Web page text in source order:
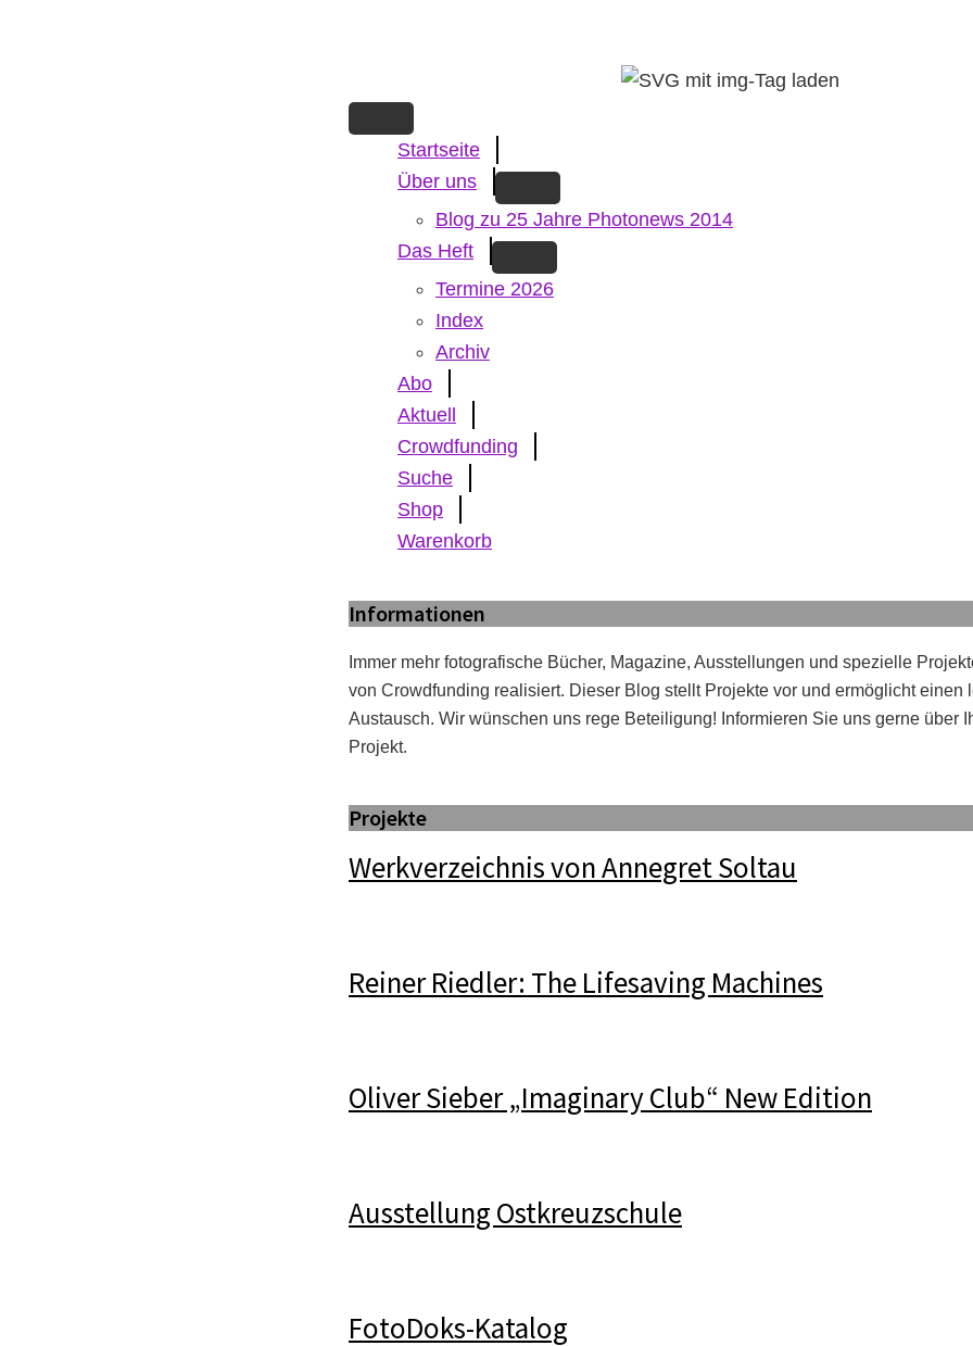
Startseite
Über uns
Blog zu 25 Jahre Photonews 2014
Das Heft
Termine 2026
Index
Archiv
Abo
Aktuell
Crowdfunding
Suche
Shop
Warenkorb
Informationen
Immer mehr fotografische Bücher, Magazine, Ausstellungen und spezielle
von Crowdfunding realisiert. Dieser Blog stellt Projekte vor und ermöglicht einen
Austausch. Wir wünschen uns rege Beteiligung! Informieren Sie uns gerne über
Projekt.
Projekte
Werkverzeichnis von Annegret Soltau
Reiner Riedler: The Lifesaving Machines
Oliver Sieber „Imaginary Club“ New Edition
Ausstellung Ostkreuzschule
FotoDoks-Katalog